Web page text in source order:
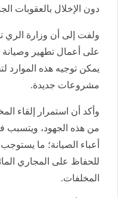
دون الإخلال بالعقوبات
ولفت إلى أن وزارة الري
على أعمال تطهير وصيانة
يمكن توجيه هذه
مشروعات جديدة.
وأكد أن استمرار إلقاء
من هذه الجهود، ويتسبب
أعباء الصيانة؛ ما
للحفاظ على المجاري
المخلفات.